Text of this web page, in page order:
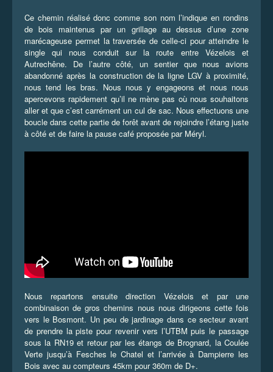
Ce chemin réalisé donc comme son nom l’indique en rondins
de bois maintenus par un grillage au dessus d’une zone
marécageuse permet la traversée de celle-ci pour atteindre le
single qui nous conduit sur la route entre Vézelois et
Autrechêne. De l’autre côté, un sentier que nous avions
abandonné après la construction de la ligne LGV à proximité,
nous tend les bras. Nous nous y engageons et nous nous
apercevons rapidement qu’il ne mène pas où nous souhaitons
aller et que c’est carrément un cul de sac. Nous effectuons une
boucle dans cette partie de forêt avant de rejoindre l’étang juste
à côté et de faire la pause café proposée par Méryl.
Nous repartons ensuite direction Vézelois et par une
combinaison de gros chemins nous nous dirigeons cette fois
vers le Bosmont. Un peu de jardinage dans ce secteur avant
de prendre la piste pour revenir vers l’UTBM puis le passage
sous la RN19 et retour par les étangs de Brognard, la Coulée
Verte jusqu’à Fesches le Chatel et l’arrivée à Dampierre les
Bois avec au compteurs 45km pour 360m de D+.